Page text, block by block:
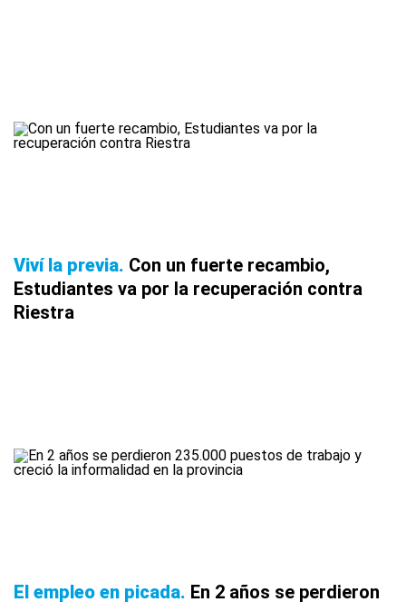
Viví la previa Con un fuerte recambio,
Estudiantes va por la recuperación contra
Riestra
El empleo en picada En 2 años se perdieron